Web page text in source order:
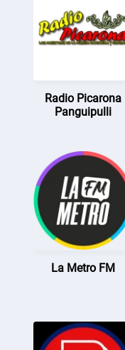
Radio Picarona
Panguipulli
La Metro FM